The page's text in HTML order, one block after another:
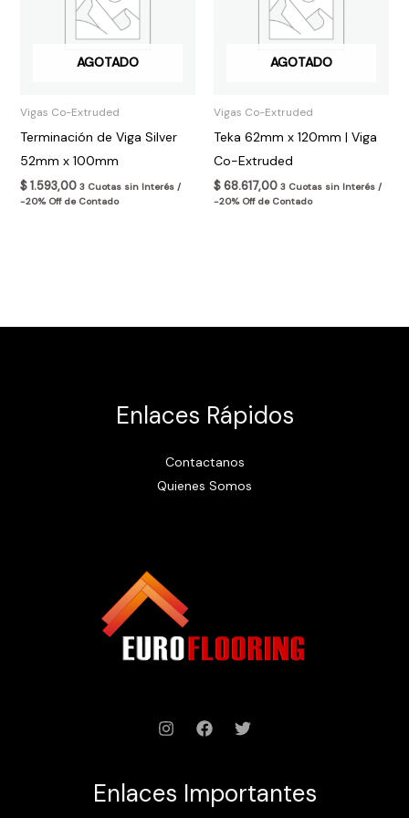
AGOTADO
Vigas Co-Extruded
Terminación de Viga Silver
52mm x 100mm
$1.593,00 3 Cuotas sin Interés /
-20% Off de Contado
AGOTADO
Vigas Co-Extruded
Teka 62mm x 120mm | Viga
Co-Extruded
$68.617,00 3 Cuotas sin Interés /
-20% Off de Contado
Enlaces Rápidos
Contactanos
Quienes Somos
Enlaces Importantes